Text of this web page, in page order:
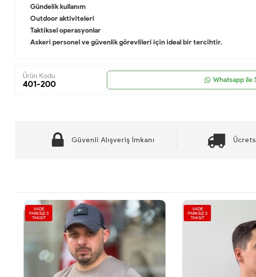
Gündelik kullanım
Outdoor aktiviteleri
Taktiksel operasyonlar
Askeri personel ve güvenlik görevlileri için ideal bir tercihtir.
Ürün Kodu
401-200 Whatsapp ile
Güvenli Alışveriş İmkanı
VADE
FARKSIZ 3
TAKSİT
VADE
FARKSIZ 3
TAKSİT